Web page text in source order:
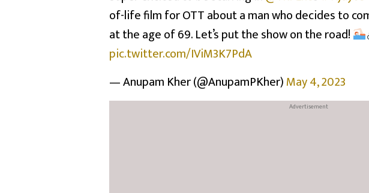
of-life film for OTT about a man who decides to
at the age of 69. Let’s put the show on the road!
pic.twitter.com/IViM3K7PdA
— Anupam Kher (@AnupamPKher)May 4, 2023